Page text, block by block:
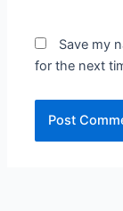
Save my
for the next